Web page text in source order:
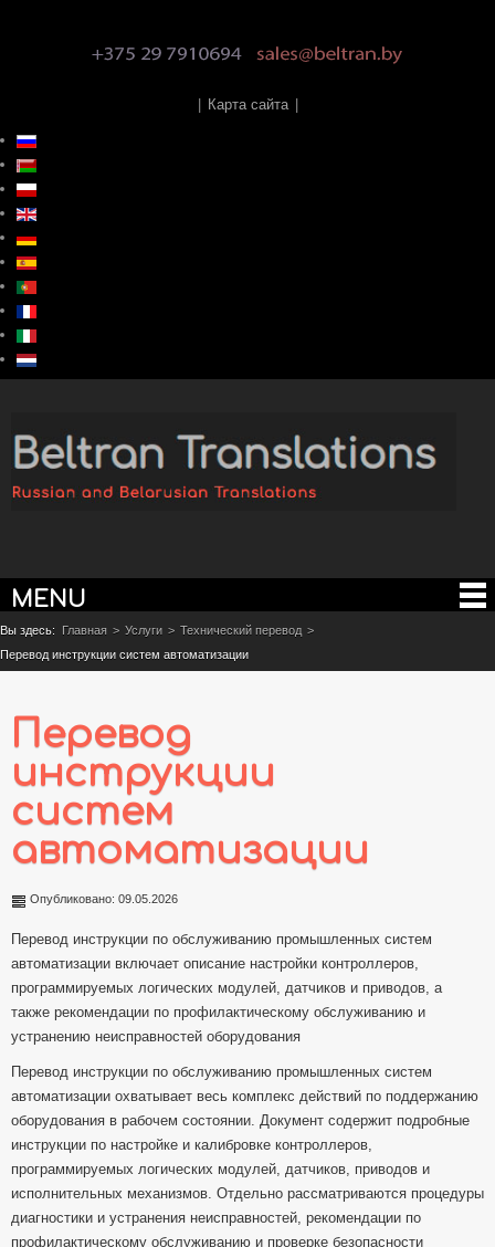
Карта сайта
MENU
Вы здесь: Главная > Услуги > Технический перевод >
Перевод инструкции систем автоматизации
Перевод
инструкции
систем
автоматизации
Опубликовано: 09.05.2026
Перевод инструкции по обслуживанию промышленных систем
автоматизации включает описание настройки контроллеров,
программируемых логических модулей, датчиков и приводов, а
также рекомендации по профилактическому обслуживанию и
устранению неисправностей оборудования
Перевод инструкции по обслуживанию промышленных систем
автоматизации охватывает весь комплекс действий по поддержанию
оборудования в рабочем состоянии. Документ содержит подробные
инструкции по настройке и калибровке контроллеров,
программируемых логических модулей, датчиков, приводов и
исполнительных механизмов. Отдельно рассматриваются процедуры
диагностики и устранения неисправностей, рекомендации по
профилактическому обслуживанию и проверке безопасности